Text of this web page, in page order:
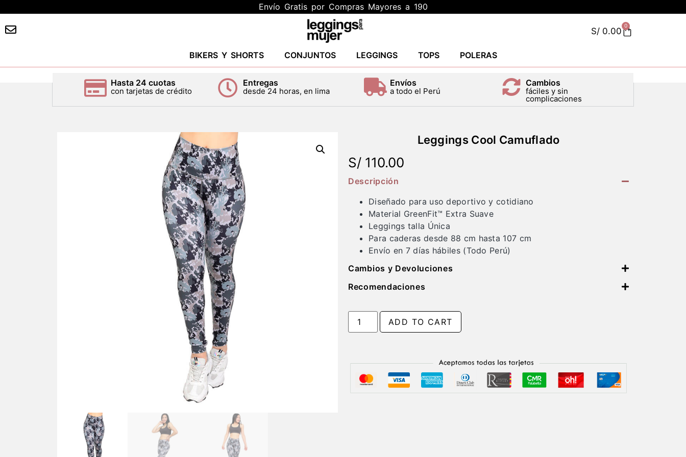
Envío Gratis por Compras Mayores a 190
S/ 0.00
0
BIKERS Y SHORTS CONJUNTOS LEGGINGS TOPS POLERAS
Hasta 24 cuotas
con tarjetas de crédito
Entregas
desde 24 horas, en lima
Envíos
a todo el Perú
Cambios
fáciles y sin
complicaciones
Leggings Cool Camuflado
S/ 110.00
Descripción
Diseñado para uso deportivo y cotidiano
Material GreenFit™ Extra Suave
Leggings talla Única
Para caderas desde 88 cm hasta 107 cm
Envío en 7 días hábiles (Todo Perú)
Cambios y Devoluciones
Recomendaciones
ADD TO CART